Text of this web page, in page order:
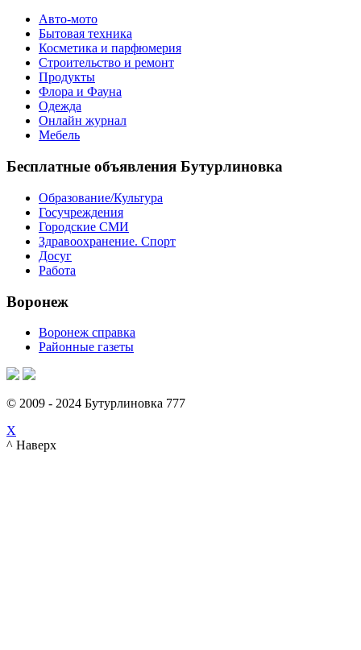
Авто-мото
Бытовая техника
Косметика и парфюмерия
Строительство и ремонт
Продукты
Флора и Фауна
Одежда
Онлайн журнал
Мебель
Бесплатные объявления Бутурлиновка
Образование/Культура
Госучреждения
Городские СМИ
Здравоохранение. Спорт
Досуг
Работа
Воронеж
Воронеж справка
Районные газеты
© 2009 - 2024 Бутурлиновка 777
X
^ Наверх